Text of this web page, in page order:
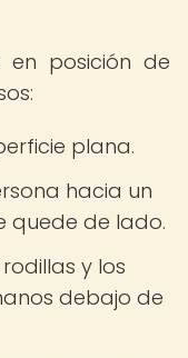
posición de
plana.
hacia un
quede de lado.
y los
debajo de